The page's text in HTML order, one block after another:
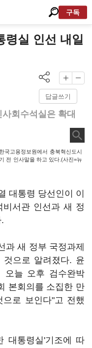
구독
령실 인선 내일
답글쓰기
회수석실은 확대
국고용정보원에서 충북혁신도시
전 인사말을 하고 있다.(사진=뉴
대통령 당선인이 이
비서관 인선과 새 정
과 새 정부 국정과제
으로 알려졌다. 윤
오늘 오후 검수완박
본회의를 소집한 만
로 보인다"고 전했
대통령실'기조에 따